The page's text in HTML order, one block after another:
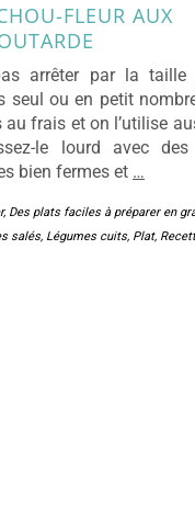
FLEUR AUX
arrêter par la taille
seul ou en petit
frais et on l’utilise
le lourd avec des
bien fermes et …
, Des plats faciles à préparer en
salés, Légumes cuits, Plat,